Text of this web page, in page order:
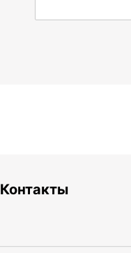
Контакты